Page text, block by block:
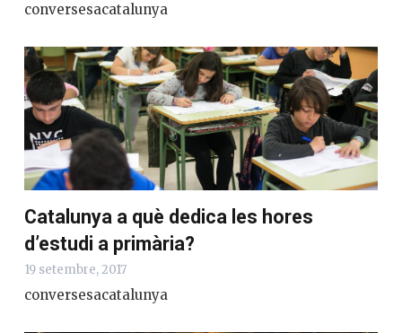
conversesacatalunya
Catalunya a què dedica les hores
d’estudi a primària?
19 setembre, 2017
conversesacatalunya